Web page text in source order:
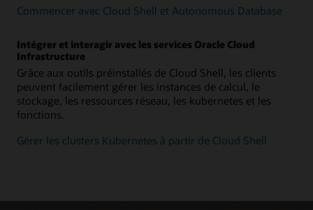
Cloud Shell.
Intégration avec Oracle Functions
Déployez, configurez et testez
la CLI Fn ou la CLI Oracle Cloud Infrastructure.
Atelier : Déployer un cluster Oracle Container Engine for
Kubernetes à l’aide d’Oracle Cloud Shell
Commencer avec Cloud Shell et Autonomous Database
Intégrer et interagir avec les services Oracle Cloud
Infrastructure
Grâce aux outils préinstallés de Cloud Shell, les clients
peuvent facilement gérer les instances de calcul, le
stockage, les ressources réseau, les kubernetes et les
fonctions.
Gérer les clusters Kubernetes à partir de Cloud Shell